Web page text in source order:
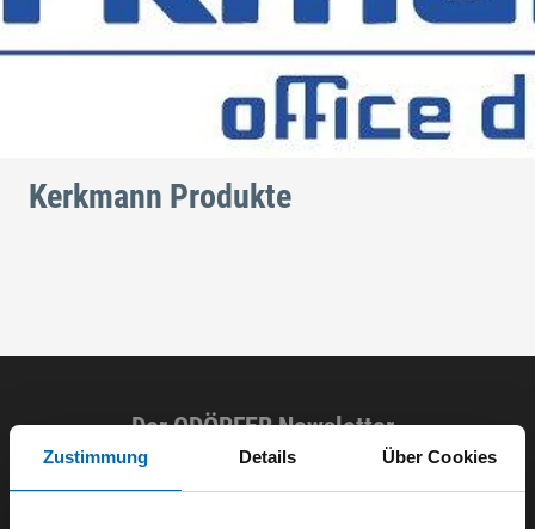
Zustimmung Details Über Cookies
Kerkmann Produkte
Der ODÖRFER Newsletter
E-Mail eingeben